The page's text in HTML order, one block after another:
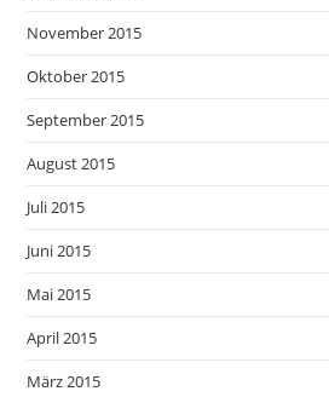
November 2015
Oktober 2015
September 2015
August 2015
Juli 2015
Juni 2015
Mai 2015
April 2015
März 2015